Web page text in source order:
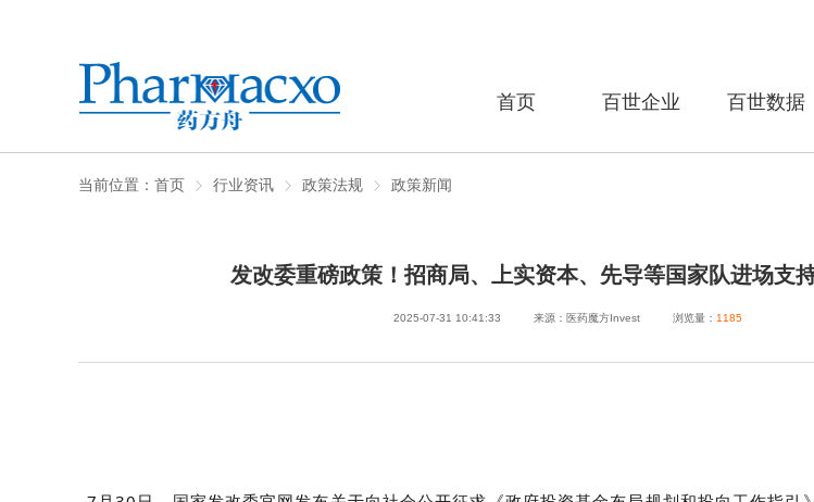
首页 百世企业 百世数据
当前位置： 首页 行业资讯 政策法规 政策新闻
发改委重磅政策！招商局、上实资本、先导等国家队进场支
2025-07-31 10:41:33 来源：医药魔方Invest 浏览量： 1185